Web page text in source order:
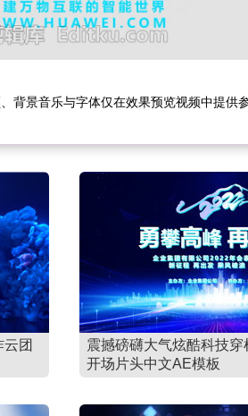
背景音乐与字体仅在效果预览视频中提供
团
震撼磅礴大气炫酷科技
开场片头中文AE模板